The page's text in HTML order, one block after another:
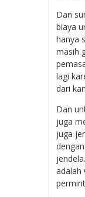
Dan
biaya
hanya
masih
lagi
dari
Dan
juga
juga
adalah